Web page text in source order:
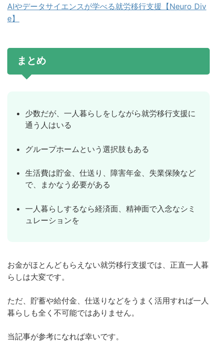
AIやデータサイエンスが学べる就労移行支援【Neuro Div
e】
まとめ
少数だが、一人暮らしをしながら就労移行支援に
通う人はいる
グループホームという選択肢もある
生活費は貯金、仕送り、障害年金、失業保険など
で、まかなう必要がある
一人暮らしするなら経済面、精神面で入念なシミ
ュレーションを
お金がほとんどもらえない就労移行支援では、正直一人暮
らしは大変です。
ただ、貯蓄や給付金、仕送りなどをうまく活用すれば一人
暮らしも全く不可能ではありません。
当記事が参考になれば幸いです。